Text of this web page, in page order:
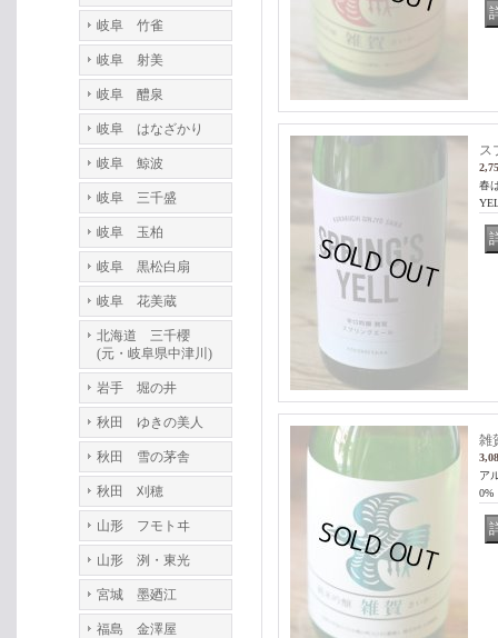
岐阜 竹雀
岐阜 射美
岐阜 醴泉
岐阜 はなざかり
岐阜 鯨波
岐阜 三千盛
岐阜 玉柏
岐阜 黒松白扇
岐阜 花美蔵
北海道 三千櫻
(元・岐阜県中津川)
岩手 堀の井
秋田 ゆきの美人
秋田 雪の茅舎
秋田 刈穂
山形 フモトヰ
山形 洌・東光
宮城 墨廼江
福島 金澤屋
ス
春
雑
ア